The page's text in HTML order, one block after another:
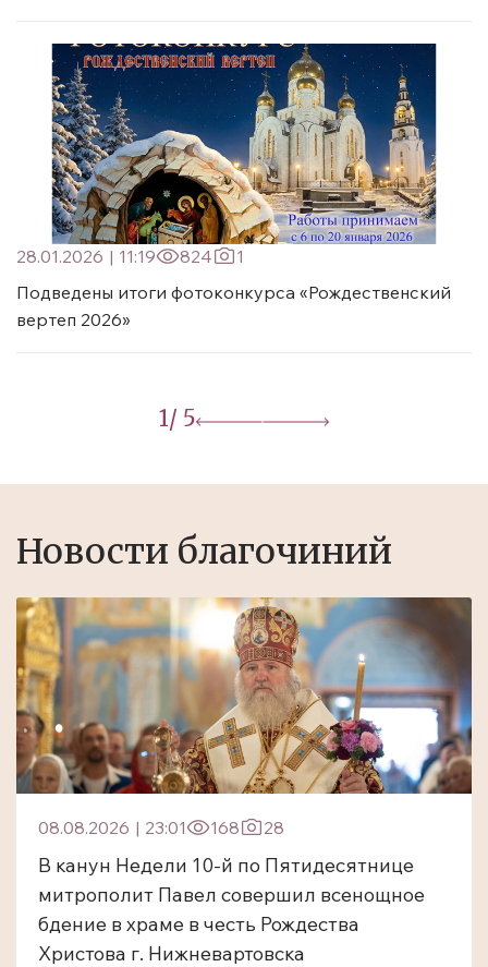
28.01.2026 | 11:19 824
1
Подведены итоги фотоконкурса «Рождественский
вертеп 2026»
1/ 5
Новости благочиний
08.08.2026 | 23:01 168 28
В канун Недели 10-й по Пятидесятнице
митрополит Павел совершил всенощное
бдение в храме в честь Рождества
Христова г. Нижневартовска